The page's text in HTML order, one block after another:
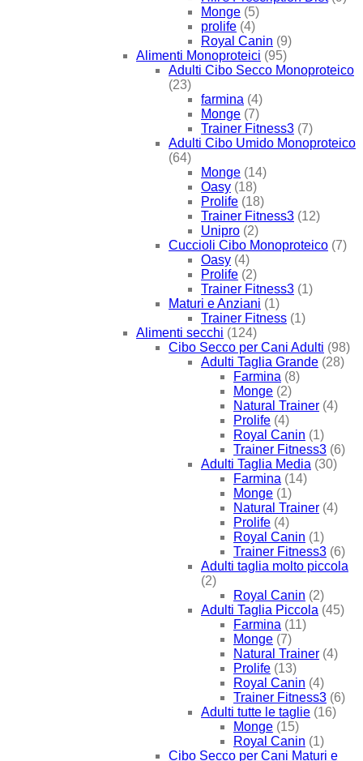
Monge (5)
prolife (4)
Royal Canin (9)
Alimenti Monoproteici (95)
Adulti Cibo Secco Monoproteico
(23)
farmina (4)
Monge (7)
Trainer Fitness3 (7)
Adulti Cibo Umido Monoproteico
(64)
Monge (14)
Oasy (18)
Prolife (18)
Trainer Fitness3 (12)
Unipro (2)
Cuccioli Cibo Monoproteico (7)
Oasy (4)
Prolife (2)
Trainer Fitness3 (1)
Maturi e Anziani (1)
Trainer Fitness (1)
Alimenti secchi (124)
Cibo Secco per Cani Adulti (98)
Adulti Taglia Grande (28)
Farmina (8)
Monge (2)
Natural Trainer (4)
Prolife (4)
Royal Canin (1)
Trainer Fitness3 (6)
Adulti Taglia Media (30)
Farmina (14)
Monge (1)
Natural Trainer (4)
Prolife (4)
Royal Canin (1)
Trainer Fitness3 (6)
Adulti taglia molto piccola
(2)
Royal Canin (2)
Adulti Taglia Piccola (45)
Farmina (11)
Monge (7)
Natural Trainer (4)
Prolife (13)
Royal Canin (4)
Trainer Fitness3 (6)
Adulti tutte le taglie (16)
Monge (15)
Royal Canin (1)
Cibo Secco per Cani Maturi e